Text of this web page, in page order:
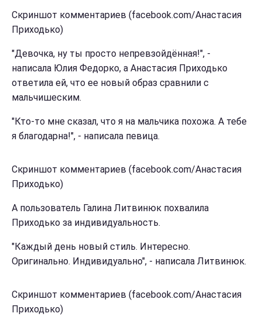
Скриншот комментариев (facebook.com/Анастасия
Приходько)
"Девочка, ну ты просто непревзойдённая!", -
написала Юлия Федорко, а Анастасия Приходько
ответила ей, что ее новый образ сравнили с
мальчишеским.
"Кто-то мне сказал, что я на мальчика похожа. А тебе
я благодарна!", - написала певица.
Скриншот комментариев (facebook.com/Анастасия
Приходько)
А пользователь Галина Литвинюк похвалила
Приходько за индивидуальность.
"Каждый день новый стиль. Интересно.
Оригинально. Индивидуально", - написала Литвинюк.
Скриншот комментариев (facebook.com/Анастасия
Приходько)